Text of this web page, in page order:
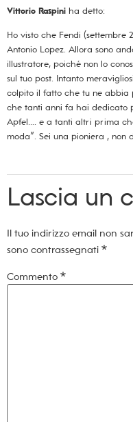
Vittorio Raspini ha detto:
Ho visto che Fendi (settembre
Antonio Lopez. Allora sono
illustratore, poiché non lo
sul tuo post. Intanto
colpito il fatto che tu ne abbia
che tanti anni fa hai dedicato
Apfel…. e a tanti altri prima
moda”. Sei una pioniera , non
Lascia un
Il tuo indirizzo email non
sono contrassegnati *
Commento *